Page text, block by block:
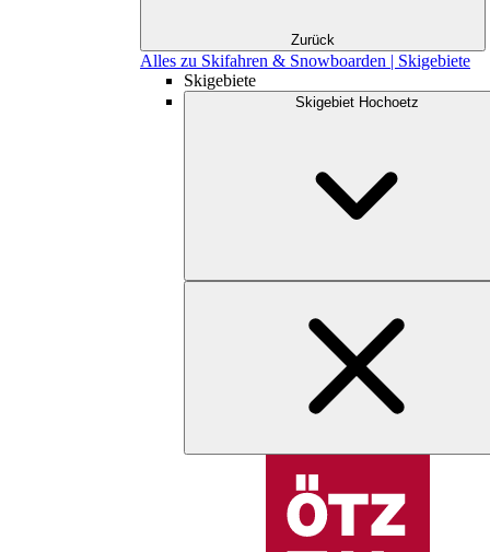
Zurück
Alles zu Skifahren & Snowboarden | Skigebiete
Skigebiete
Skigebiet Hochoetz